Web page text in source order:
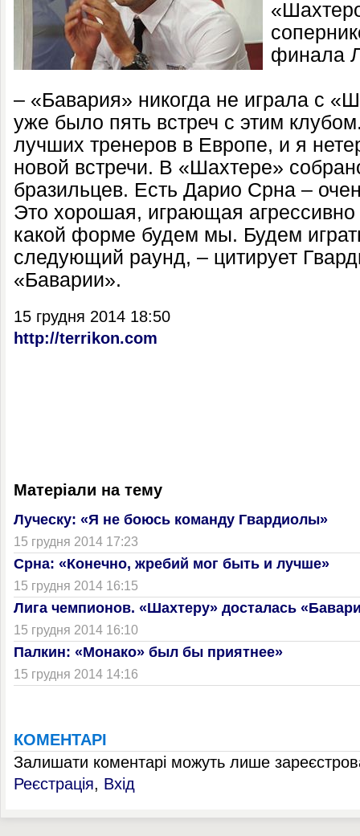
финала
– «Бавария» никогда не играла с
уже было пять встреч с этим
лучших тренеров в Европе, и я
новой встречи. В «Шахтере»
бразильцев. Есть Дарио Срна –
Это хорошая, играющая
какой форме будем мы. Будем
следующий раунд, – цитирует
«Баварии».
15 грудня 2014 18:50
http://terrikon.com
Матеріали на тему
Луческу: «Я не боюсь команду Гвардиолы»
15 грудня 2014 17:23
Срна: «Конечно, жребий мог быть и лучше»
15 грудня 2014 16:15
Лига чемпионов. «Шахтеру» досталась
15 грудня 2014 16:10
Палкин: «Монако» был бы приятнее»
15 грудня 2014 14:16
КОМЕНТАРІ
Залишати коментарі можуть лише
Реєстрація, Вхід